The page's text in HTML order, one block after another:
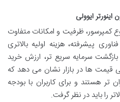
ایوولی
کمپرسور، ظرفیت و امکانات متفاوت
پیشرفته، هزینه اولیه بالاتری
سرمایه سریع تر، ارزش خرید
قیمت ها در بازار نشان می دهد که
تر هستند و برای کاربران با بودجه
را باید در نظر گرفت.